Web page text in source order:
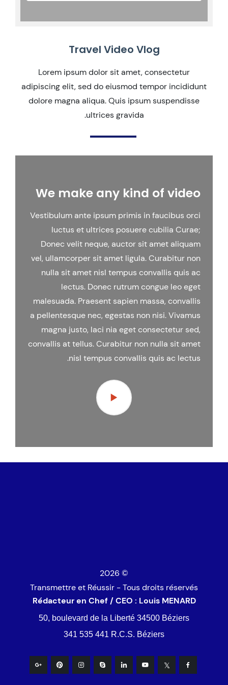
Travel Video Vlog
Lorem ipsum dolor sit amet, consectetur
adipiscing elit, sed do eiusmod tempor incididunt
dolore magna aliqua. Quis ipsum suspendisse
ultrices gravida.
We make any kind of video
Vestibulum ante ipsum primis in faucibus orci
luctus et ultrices posuere cubilia Curae;
Donec velit neque, auctor sit amet aliquam
vel, ullamcorper sit amet ligula. Curabitur non
nulla sit amet nisl tempus convallis quis ac
lectus. Donec rutrum congue leo eget
malesuada. Praesent sapien massa, convallis
a pellentesque nec, egestas non nisi. Vivamus
magna justo, laci nia eget consectetur sed,
convallis at tellus. Curabitur non nulla sit amet
nisl tempus convallis quis ac lectus.
© 2026
Transmettre et Réussir - Tous droits réservés
Rédacteur en Chef / CEO : Louis MENARD
50, boulevard de la Liberté 34500 Béziers
341 535 441 R.C.S. Béziers